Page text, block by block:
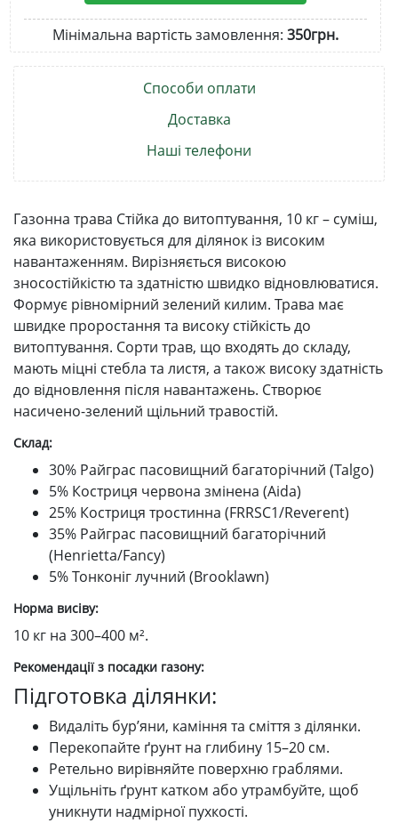
Мінімальна вартість замовлення: 350грн.
Способи оплати
Доставка
Наші телефони
Газонна трава Стійка до витоптування, 10 кг – суміш,
яка використовується для ділянок із високим
навантаженням. Вирізняється високою
зносостійкістю та здатністю швидко відновлюватися.
Формує рівномірний зелений килим. Трава має
швидке проростання та високу стійкість до
витоптування. Сорти трав, що входять до складу,
мають міцні стебла та листя, а також високу здатність
до відновлення після навантажень. Створює
насичено-зелений щільний травостій.
Склад:
30% Райграс пасовищний багаторічний (Talgo)
5% Костриця червона змінена (Aida)
25% Костриця тростинна (FRRSC1/Reverent)
35% Райграс пасовищний багаторічний
(Henrietta/Fancy)
5% Тонконіг лучний (Brooklawn)
Норма висіву:
10 кг на 300–400 м².
Рекомендації з посадки газону:
Підготовка ділянки:
Видаліть бур’яни, каміння та сміття з ділянки.
Перекопайте ґрунт на глибину 15–20 см.
Ретельно вирівняйте поверхню граблями.
Ущільніть ґрунт катком або утрамбуйте, щоб
уникнути надмірної пухкості.